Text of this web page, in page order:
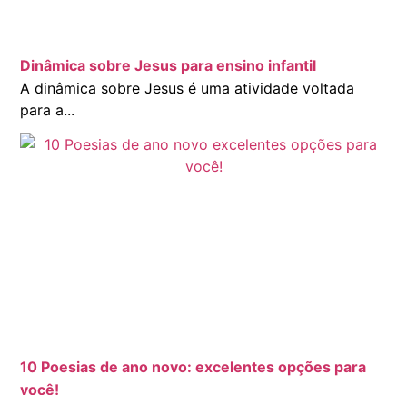
Dinâmica sobre Jesus para ensino infantil
A dinâmica sobre Jesus é uma atividade voltada
para a...
10 Poesias de ano novo: excelentes opções para
você!